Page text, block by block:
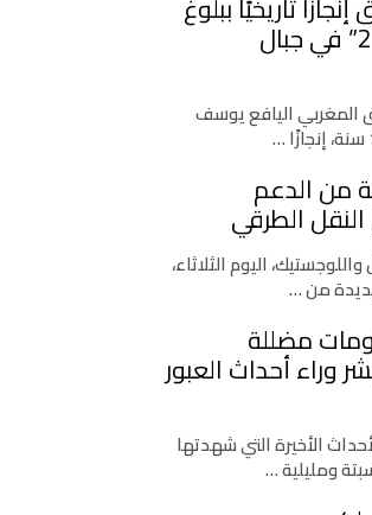
قمة “كانغ ياتسي 2” في جبال
اليافع يوسف
من الدعم
الطرقي
اليوم الثلاثاء،
من …
مضللة
وراء أحداث العبور
الأخيرة التي شهدتها
ومليلية …